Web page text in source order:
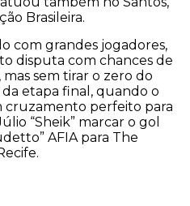
Brasileira.
com grandes jogadores,
disputa com chances de
mas sem tirar o zero do
etapa final, quando o
cruzamento perfeito para
“Sheik” marcar o gol
AFIA para The